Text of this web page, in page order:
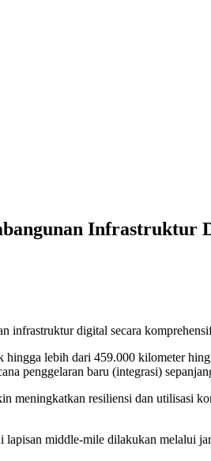
Infrastruktur
infrastruktur digital secara
hingga lebih dari 459.000 kilometer
penggelaran baru (integrasi)
meningkatkan resiliensi dan
middle-mile dilakukan melalui